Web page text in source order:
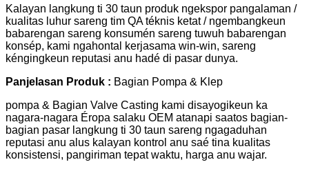
Kalayan langkung ti 30 taun produk ngekspor pangalaman /
kualitas luhur sareng tim QA téknis ketat / ngembangkeun
babarengan sareng konsumén sareng tuwuh babarengan
konsép, kami ngahontal kerjasama win-win, sareng
kéngingkeun reputasi anu hadé di pasar dunya.
Panjelasan Produk : Bagian Pompa & Klep
pompa & Bagian Valve Casting kami disayogikeun ka
nagara-nagara Éropa salaku OEM atanapi saatos bagian-
bagian pasar langkung ti 30 taun sareng ngagaduhan
reputasi anu alus kalayan kontrol anu saé tina kualitas
konsistensi, pangiriman tepat waktu, harga anu wajar.